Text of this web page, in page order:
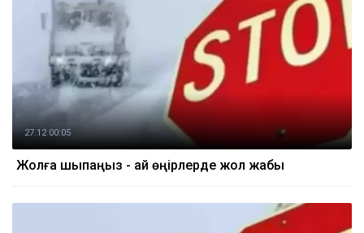
27.12 00:05
Жолға шықпаңыз - қай өңірлерде жол жабық